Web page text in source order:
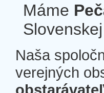
Máme
Naša
verejných